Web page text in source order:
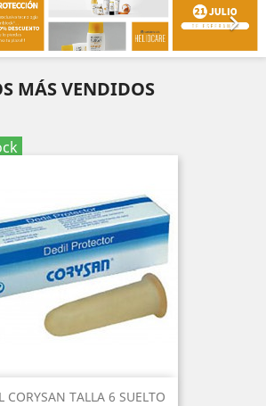

MÁS VENDIDOS
CORYSAN TALLA 6 SUELTO